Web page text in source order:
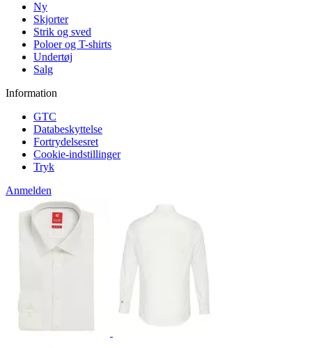
Ny
Skjorter
Strik og sved
Poloer og T-shirts
Undertøj
Salg
Information
GTC
Databeskyttelse
Fortrydelsesret
Cookie-indstillinger
Tryk
Anmelden